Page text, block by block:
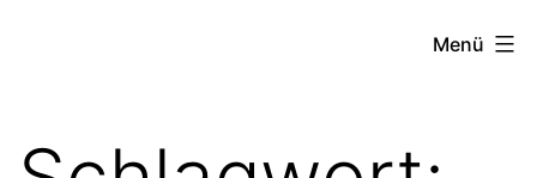
Menü